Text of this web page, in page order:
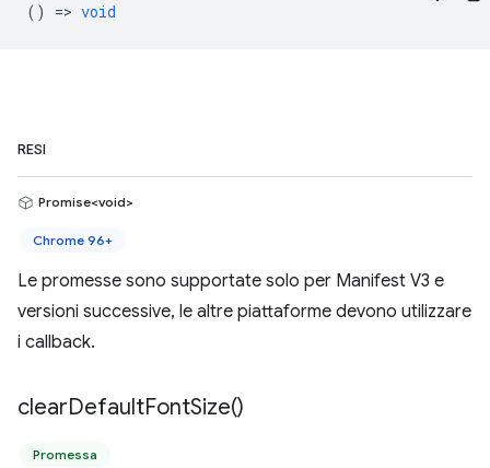
() => void
RESI
Promise<void>
Chrome 96+
Le promesse sono supportate solo per Manifest V3 e
versioni successive, le altre piattaforme devono utilizzare
i callback.
clearDefaultFontSize()
Promessa